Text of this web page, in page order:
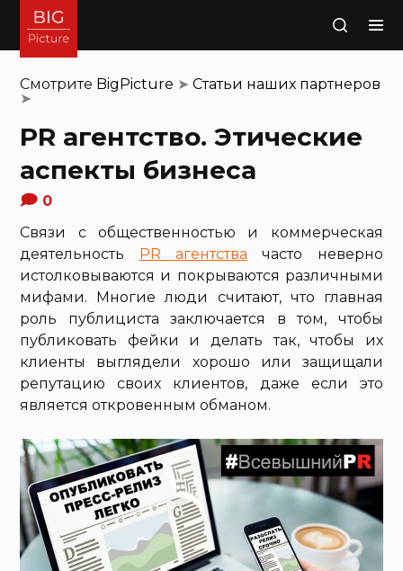
Поиск
Смотрите BigPicture ➤Статьи наших партнеров
➤
PR агентство. Этические
аспекты бизнеса
0
Связи с общественностью и коммерческая
деятельность PR агентства часто неверно
истолковываются и покрываются различными
мифами. Многие люди считают, что главная
роль публициста заключается в том, чтобы
публиковать фейки и делать так, чтобы их
клиенты выглядели хорошо или защищали
репутацию своих клиентов, даже если это
является откровенным обманом.